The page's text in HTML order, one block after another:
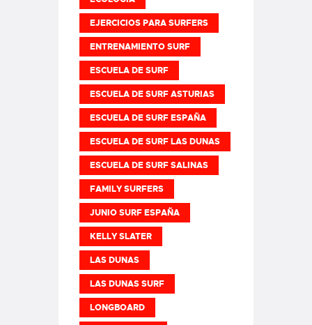
EJERCICIOS PARA SURFERS
ENTRENAMIENTO SURF
ESCUELA DE SURF
ESCUELA DE SURF ASTURIAS
ESCUELA DE SURF ESPAÑA
ESCUELA DE SURF LAS DUNAS
ESCUELA DE SURF SALINAS
FAMILY SURFERS
JUNIO SURF ESPAÑA
KELLY SLATER
LAS DUNAS
LAS DUNAS SURF
LONGBOARD